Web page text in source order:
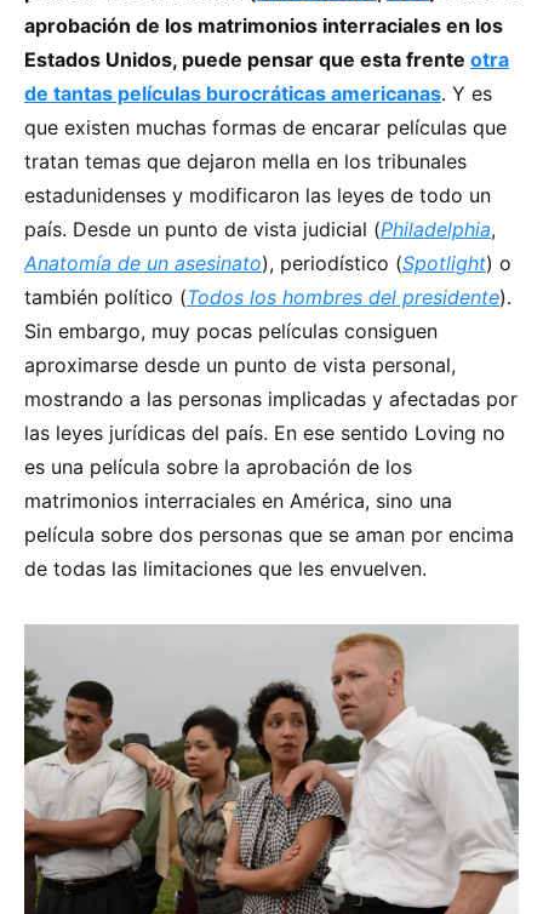
aprobación de los matrimonios interraciales en los
Estados Unidos, puede pensar que esta frente otra
de tantas películas burocráticas americanas. Y es
que existen muchas formas de encarar películas que
tratan temas que dejaron mella en los tribunales
estadunidenses y modificaron las leyes de todo un
país. Desde un punto de vista judicial (Philadelphia,
Anatomía de un asesinato), periodístico (Spotlight) o
también político (Todos los hombres del presidente).
Sin embargo, muy pocas películas consiguen
aproximarse desde un punto de vista personal,
mostrando a las personas implicadas y afectadas por
las leyes jurídicas del país. En ese sentido Loving no
es una película sobre la aprobación de los
matrimonios interraciales en América, sino una
película sobre dos personas que se aman por encima
de todas las limitaciones que les envuelven.